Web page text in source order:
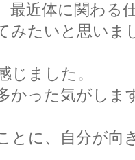
最近体に関わる
みたいと思いま
じました。
かった気がしま
とに、自分が向